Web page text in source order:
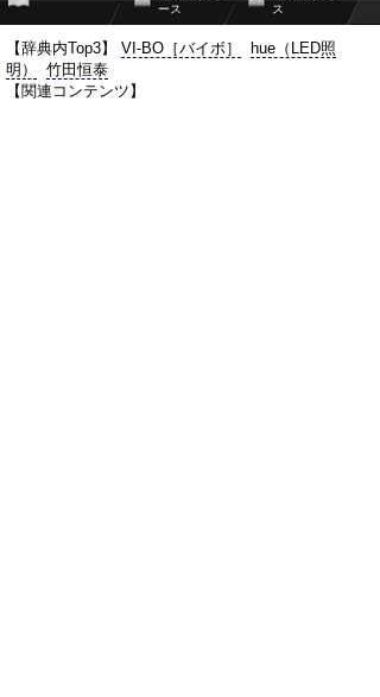
ース
ス
【辞典内Top3】 VI-BO［バイボ］
hue（LED照
明）
竹田恒泰
【関連コンテンツ】